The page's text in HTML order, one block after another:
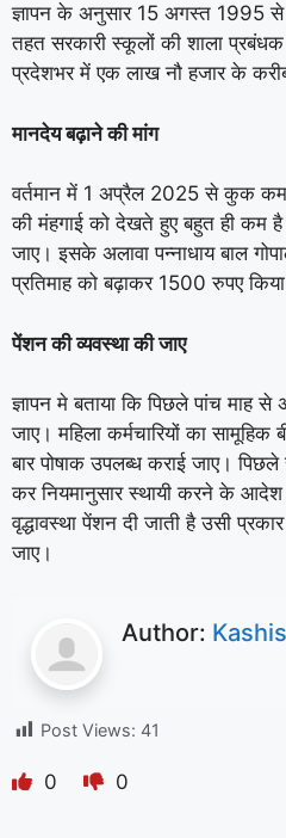
ज्ञापन के अनुसार 15 अगस्त 1995 से
तहत सरकारी स्कूलों की शाला
प्रदेशभर में एक लाख नौ हजार के
मानदेय बढ़ाने की मांग
वर्तमान में 1 अप्रैल 2025 से कुक कम
की मंहगाई को देखते हुए बहुत ही कम
जाए। इसके अलावा पन्नाधाय बाल
प्रतिमाह को बढ़ाकर 1500 रुपए
पेंशन की व्यवस्था की जाए
ज्ञापन मे बताया कि पिछले पांच माह
जाए। महिला कर्मचारियों का
बार पोषाक उपलब्ध कराई जाए।
कर नियमानुसार स्थायी करने के आदेश
वृद्धावस्था पेंशन दी जाती है उसी
जाए।
Author:
Post Views: 41
0 0